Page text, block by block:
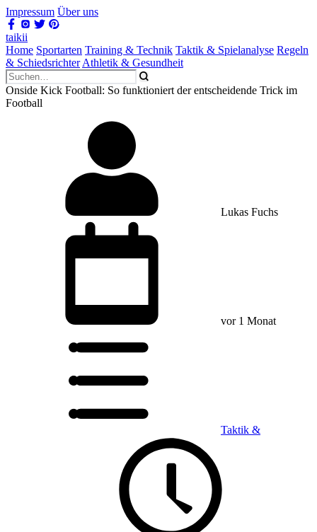
Impressum Über uns
taikii
Home Sportarten Training & Technik Taktik & Spielanalyse Regeln
& Schiedsrichter Athletik & Gesundheit
Onside Kick Football: So funktioniert der entscheidende Trick im
Football
Lukas Fuchs
vor 1 Monat
Taktik &